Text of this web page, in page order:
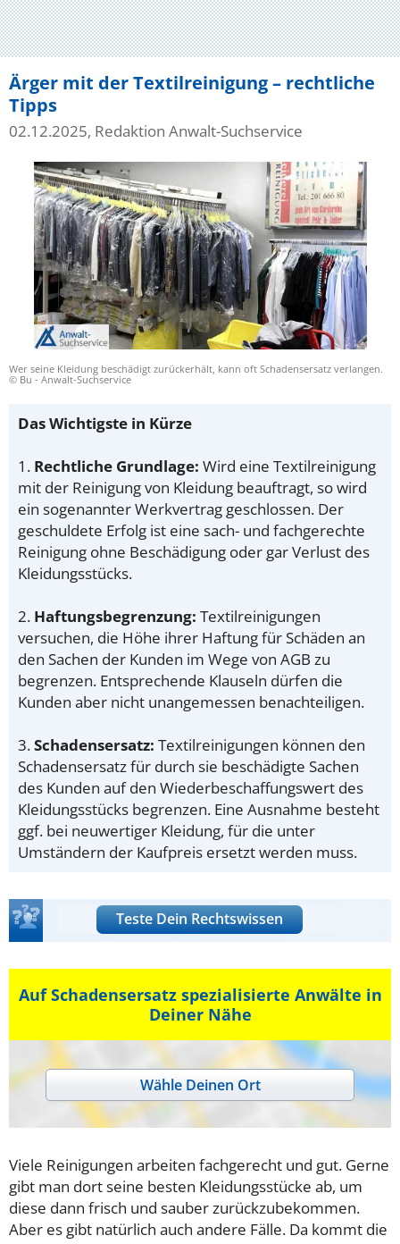
Ärger mit der Textilreinigung – rechtliche
Tipps
02.12.2025, Redaktion Anwalt-Suchservice
Wer seine Kleidung beschädigt zurückerhält, kann oft Schadensersatz verlangen.
© Bu - Anwalt-Suchservice
Das Wichtigste in Kürze
1. Rechtliche Grundlage: Wird eine Textilreinigung
mit der Reinigung von Kleidung beauftragt, so wird
ein sogenannter Werkvertrag geschlossen. Der
geschuldete Erfolg ist eine sach- und fachgerechte
Reinigung ohne Beschädigung oder gar Verlust des
Kleidungsstücks.
2. Haftungsbegrenzung: Textilreinigungen
versuchen, die Höhe ihrer Haftung für Schäden an
den Sachen der Kunden im Wege von AGB zu
begrenzen. Entsprechende Klauseln dürfen die
Kunden aber nicht unangemessen benachteiligen.
3.Schadensersatz: Textilreinigungen können den
Schadensersatz für durch sie beschädigte Sachen
des Kunden auf den Wiederbeschaffungswert des
Kleidungsstücks begrenzen. Eine Ausnahme besteht
ggf. bei neuwertiger Kleidung, für die unter
Umständern der Kaufpreis ersetzt werden muss.
Teste Dein Rechtswissen
Auf Schadensersatz spezialisierte Anwälte in
Deiner Nähe
Wähle Deinen Ort
Viele Reinigungen arbeiten fachgerecht und gut. Gerne
gibt man dort seine besten Kleidungsstücke ab, um
diese dann frisch und sauber zurückzubekommen.
Aber es gibt natürlich auch andere Fälle. Da kommt die